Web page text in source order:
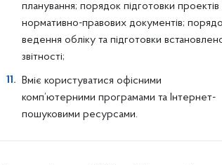
планування; порядок підготовки проектів
нормативно-правових документів;
ведення обліку та підготовки
звітності;
Вміє користуватися офісними
комп’ютерними програмами та Інтернет-
пошуковими ресурсами.